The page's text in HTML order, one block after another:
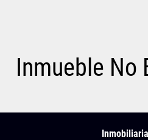
Inmueble No